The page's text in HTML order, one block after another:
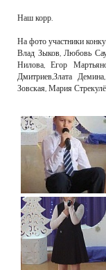
Наш корр.
На фото участники
Влад Зыков, Любовь
Нилова, Егор
Дмитриев,Злата
Зовская, Мария